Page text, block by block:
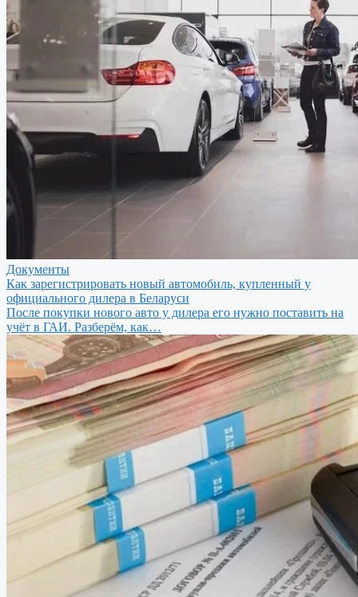
Документы
Как зарегистрировать новый автомобиль, купленный у
официального дилера в Беларуси
После покупки нового авто у дилера его нужно поставить на
учёт в ГАИ. Разберём, как…